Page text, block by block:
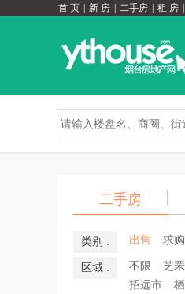
首 页 新 房 二手房 租 房
二手房
类别 : 出售 求购
区域 : 不限 芝
招远市